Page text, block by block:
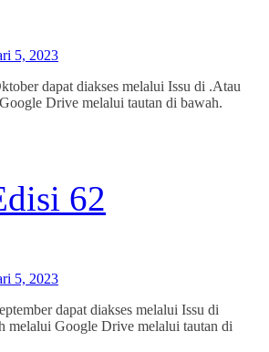
5, 2023
dapat diakses melalui Issu di .Atau
Drive melalui tautan di bawah.
62
5, 2023
dapat diakses melalui Issu di
melalui Google Drive melalui tautan di